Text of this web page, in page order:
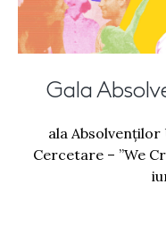
Gala
ala Absolvenților
Cercetare – ”We